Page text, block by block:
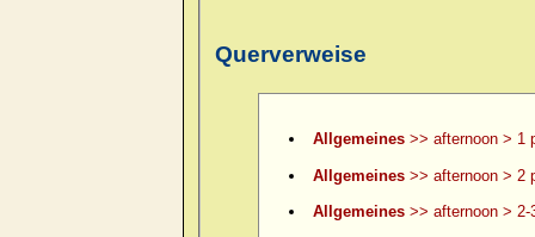
Querverweise
Allgemeines>> afternoon > 1
Allgemeines>> afternoon > 2
Allgemeines>> afternoon > 2-